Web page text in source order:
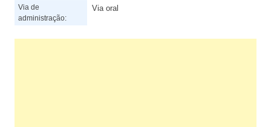
Via de
administração:
Via oral